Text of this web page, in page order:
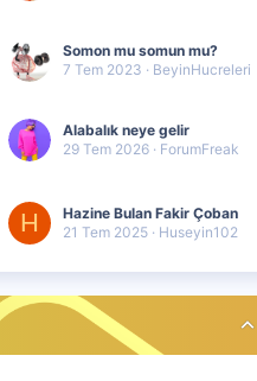
Somon mu somun mu?
7 Tem 2023
BeyinHucreleri
Alabalık neye gelir
29 Tem 2026
ForumFreak
H
Hazine Bulan Fakir Çoban
21 Tem 2025
Huseyin102